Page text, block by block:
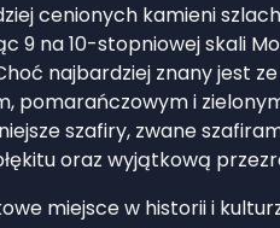
cenionych kamieni
9 na 10-stopniowej skali
najbardziej znany jest
pomarańczowym i
szafiry, zwane
oraz wyjątkową
miejsce w historii i